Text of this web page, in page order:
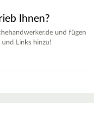
Ihnen?
und fügen
Links hinzu!